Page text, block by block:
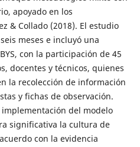
apoyado en los
& Collado (2018). El estudio
meses e incluyó una
con la participación de 45
docentes y técnicos, quienes
la recolección de información
y fichas de observación.
del modelo
significativa la cultura de
con la evidencia